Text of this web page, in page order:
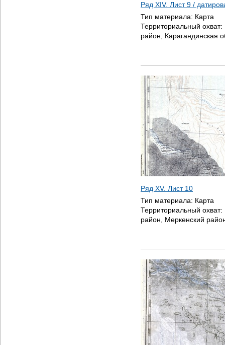
Ряд XIV. Лист 9 /
Тип материала: Карта
Территориальный охват:
район, Карагандинская
Ряд XV. Лист 10
Тип материала: Карта
Территориальный охват:
район, Меркенский